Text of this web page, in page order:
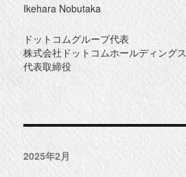
Ikehara Nobutaka
ドットコムグループ代表
株式会社ドットコムホールディングス
代表取締役
2025年2月